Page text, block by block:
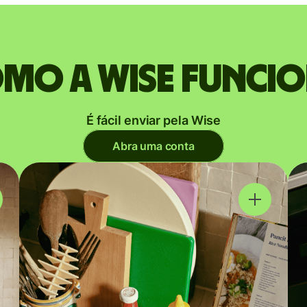
a Wise
É fácil enviar pela Wise
Abra uma conta